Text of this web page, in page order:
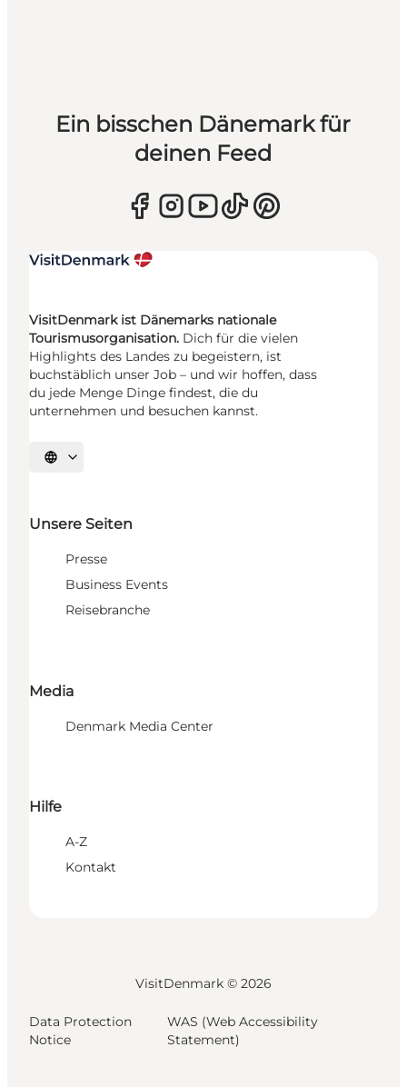
Ein bisschen Dänemark für
deinen Feed
VisitDenmark ist Dänemarks nationale
Tourismusorganisation. Dich für die vielen
Highlights des Landes zu begeistern, ist
buchstäblich unser Job – und wir hoffen, dass
du jede Menge Dinge findest, die du
unternehmen und besuchen kannst.
Sprache auswählen
Unsere Seiten
Presse
Business Events
Reisebranche
Media
Denmark Media Center
Hilfe
A-Z
Kontakt
VisitDenmark © 2026
Data Protection
Notice
WAS (Web Accessibility
Statement)